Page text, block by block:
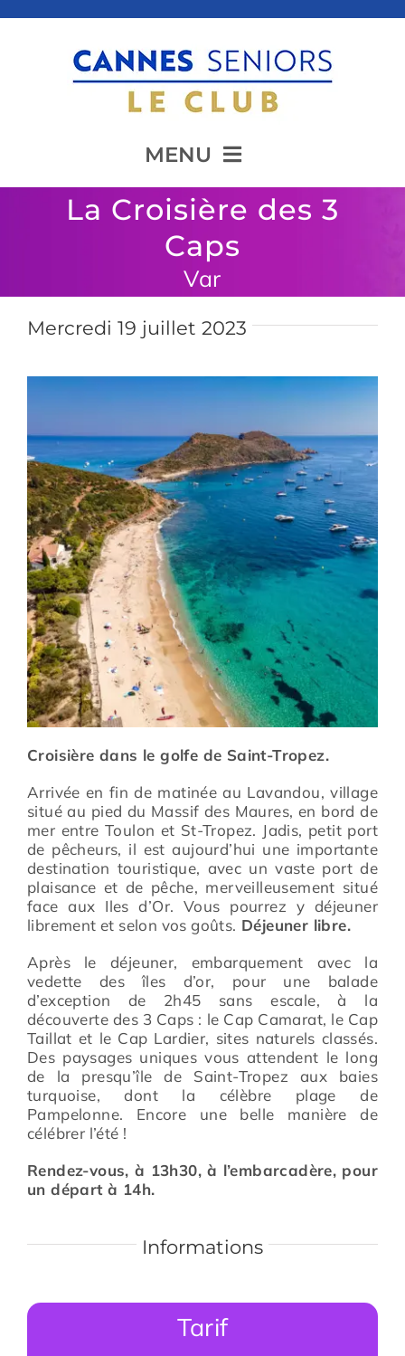
MENU
Accueil
Présentation
Prévention
Restauration
Actualité
Avantages
La Croisière des 3
Caps
Var
Mercredi 19 juillet 2023
Croisière dans le golfe de Saint-Tropez.
Arrivée en fin de matinée au Lavandou, village
situé au pied du Massif des Maures, en bord de
mer entre Toulon et St-Tropez. Jadis, petit port
de pêcheurs, il est aujourd’hui une importante
destination touristique, avec un vaste port de
plaisance et de pêche, merveilleusement situé
face aux Iles d’Or. Vous pourrez y déjeuner
librement et selon vos goûts. Déjeuner libre.
Après le déjeuner, embarquement avec la
vedette des îles d’or, pour une balade
d’exception de 2h45 sans escale, à la
découverte des 3 Caps : le Cap Camarat, le Cap
Taillat et le Cap Lardier, sites naturels classés.
Des paysages uniques vous attendent le long
de la presqu’île de Saint-Tropez aux baies
turquoise, dont la célèbre plage de
Pampelonne. Encore une belle manière de
célébrer l’été !
Rendez-vous, à 13h30, à l’embarcadère, pour
un départ à 14h.
Informations
Tarif